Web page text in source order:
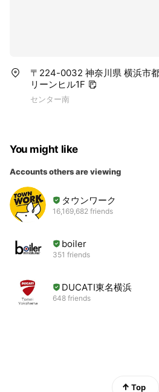
〒224-0032 神奈川県 横浜市
リーンヒル1F
センター南
You might like
Accounts others are viewing
タウンワーク
16,169,682 friends
boiler
351 friends
DUCATI東名横浜
648 friends
Top